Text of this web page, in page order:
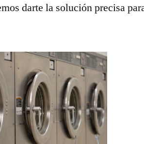
darte la solución precisa